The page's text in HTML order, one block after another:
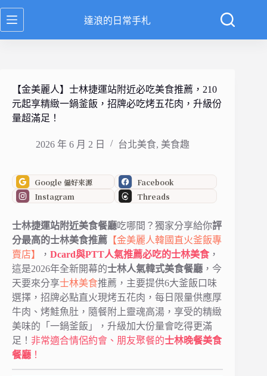
跳
至
達浪的日常手札
【金美麗人】士林捷運站附近必吃美食推薦，210
元起享精緻一鍋釜飯，招牌必吃烤五花肉，升級份
量超滿足！
2026 年 6 月 2 日 台北美食, 美食趣
Google 偏好來源
Facebook
Instagram
Threads
士林捷運站附近美食餐廳吃哪間？獨家分享給你評
分最高的士林美食推薦 【金美麗人韓國直火釜飯專
賣店】
， Dcard與PTT人氣推薦必吃的士林美食，
這是2026年全新開幕的士林人氣韓式美食餐廳 ，今
天要來分享士林美食推薦，主要提供6大釜飯口味
選擇，招牌必點直火現烤五花肉，每日限量供應厚
牛肉、烤鮭魚肚，隨餐附上靈魂高湯，享受的精緻
美味的「一鍋釜飯」，升級加大份量會吃得更滿
足！ 非常適合情侶約會、朋友聚餐的士林晚餐美食
餐廳 ！